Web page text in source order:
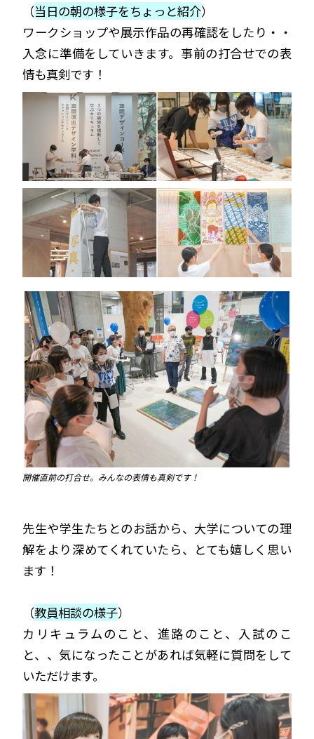
（当日の朝の様子をちょっと紹介）
ワークショップや展示作品の再確認をしたり・・
入念に準備をしていきます。事前の打合せでの表
情も真剣です！
開催直前の打合せ。みんなの表情も真剣です！
先生や学生たちとのお話から、大学についての理
解をより深めてくれていたら、とても嬉しく思い
ます！
（教員相談の様子）
カリキュラムのこと、進路のこと、入試のこ
と、、気になったことがあれば気軽に質問をして
いただけます。